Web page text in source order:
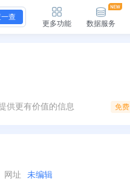
查
更多功能 数据服务
供更有价值的信息 免费
网址 未编辑